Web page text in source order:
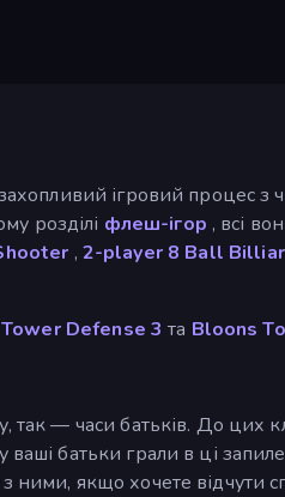
ігровий процес
розділі флеш-ігор , всі
, 2-player 8 Ball
Defense 3 та Bloons
так — часи батьків. До цих
батьки грали в ці
ними, якщо хочете відчути